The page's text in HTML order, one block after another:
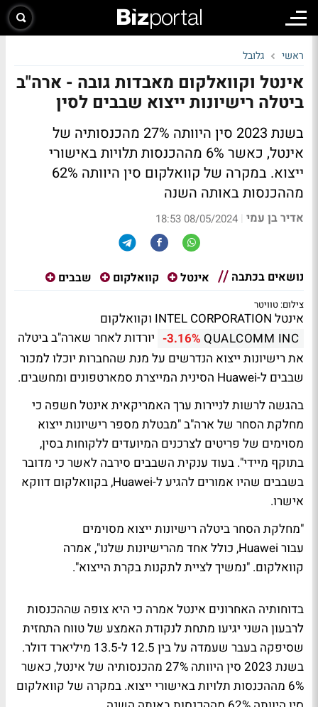
ראשי גלובל
אינטל וקוואלקום מאבדות גובה - ארה"ב
ביטלה רישיונות ייצוא שבבים לסין
בשנת 2023 סין היוותה 27% מהכנסותיה של
אינטל, כאשר 6% מההכנסות תלויות באישורי
ייצוא. במקרה של קוואלקום סין היוותה 62%
מההכנסות באותה השנה
אדיר בן עמי |
08/05/2024 18:53
נושאים בכתבה אינטל קוואלקום שבבים
צילום: טוויטר
אינטל INTEL CORPORATION וקוואלקום
QUALCOMM INC
-3.16% יורדות לאחר שארה"ב ביטלה
את רישיונות ייצוא הנדרשים על מנת שהחברות יוכלו למכור
שבבים ל-Huawei הסינית המייצרת סמארטפונים ומחשבים.
בהגשה לרשות לניירות ערך האמריקאית אינטל חשפה כי
מחלקת הסחר של ארה"ב "מבטלת מספר רישיונות ייצוא
מסוימים של פריטים לצרכנים המיועדים ללקוחות בסין,
בתוקף מיידי". בעוד ענקית השבבים סירבה לאשר כי מדובר
בשבבים שהיו אמורים להגיע ל-Huawei, בקוואלקום דווקא
אישרו.
"מחלקת הסחר ביטלה רישיונות ייצוא מסוימים
עבור Huawei, כולל אחד מהרישיונות שלנו", אמרה
קוואלקום. "נמשיך לציית לתקנות בקרת הייצוא".
בדוחותיה האחרונים אינטל אמרה כי היא צופה שההכנסות
לרבעון השני יגיעו מתחת לנקודת האמצע של טווח התחזית
שסיפקה בעבר שעמדה על בין 12.5 ל-13.5 מיליארד דולר.
בשנת 2023 סין היוותה 27% מהכנסותיה של אינטל, כאשר
6% מההכנסות תלויות באישורי ייצוא. במקרה של קוואלקום